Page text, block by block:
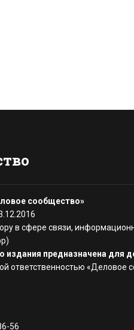
сообщество»
в сфере связи,
издания предназначена для
ответственностью «Деловое
56